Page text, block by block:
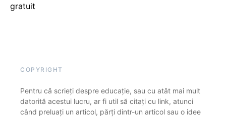
gratuit
COPYRIGHT
Pentru că scrieți despre educație, sau cu atât mai mult
datorită acestui lucru, ar fi util să citați cu link, atunci
când preluați un articol, părți dintr-un articol sau o idee